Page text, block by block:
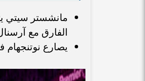
الفارق مع
يصارع نوتنجهام